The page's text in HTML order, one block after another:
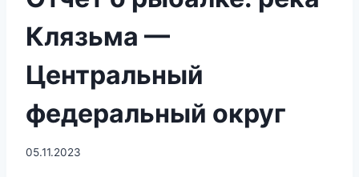
Клязьма —
Центральный
федеральный округ
05.11.2023